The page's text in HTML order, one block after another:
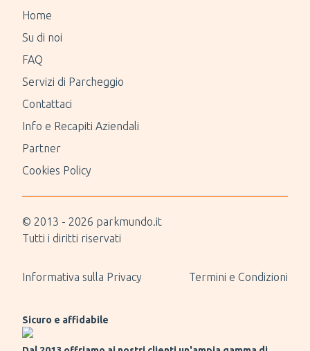
Home
Su di noi
FAQ
Servizi di Parcheggio
Contattaci
Info e Recapiti Aziendali
Partner
Cookies Policy
© 2013 - 2026 parkmundo.it
Tutti i diritti riservati
Informativa sulla Privacy Termini e Condizioni
Sicuro e affidabile